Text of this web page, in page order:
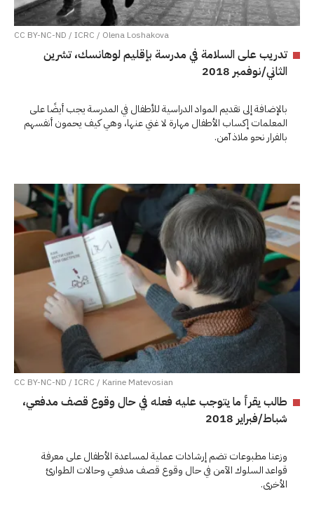
CC BY-NC-ND / ICRC / Olena Loshakova
تدريب على السلامة في مدرسة بإقليم لوهانسك، تشرين
الثاني/نوفمبر 2018
بالإضافة إلى تقديم المواد الدراسية للأطفال في المدرسة يجب أيضًا على
المعلمات إكساب الأطفال مهارة لا غني عنها، وهي كيف يحمون أنفسهم
بالفرار نحو ملاذ آمن.
CC BY-NC-ND / ICRC / Karine Matevosian
طالب يقرأ ما يتوجب عليه فعله في حال وقوع قصف مدفعي،
شباط/فبراير 2018
وزعنا مطبوعات تضم إرشادات عملية لمساعدة الأطفال على معرفة
قواعد السلوك الآمن في حال وقوع قصف مدفعي وحالات الطوارئ
الأخرى.